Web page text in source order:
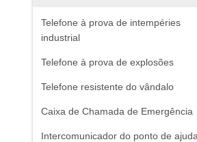
Telefone à prova de intempéries
industrial
Telefone à prova de explosões
Telefone resistente do vândalo
Caixa de Chamada de Emergência
Intercomunicador do ponto de ajuda